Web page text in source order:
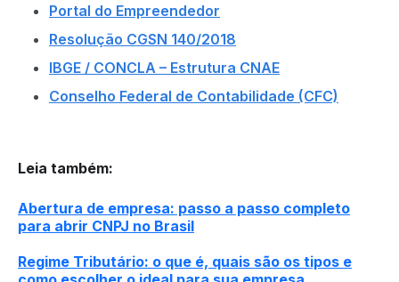
Portal do Empreendedor
Resolução CGSN 140/2018
IBGE / CONCLA – Estrutura CNAE
Conselho Federal de Contabilidade (CFC)
Leia também:
Abertura de empresa: passo a passo completo
para abrir CNPJ no Brasil
Regime Tributário: o que é, quais são os tipos e